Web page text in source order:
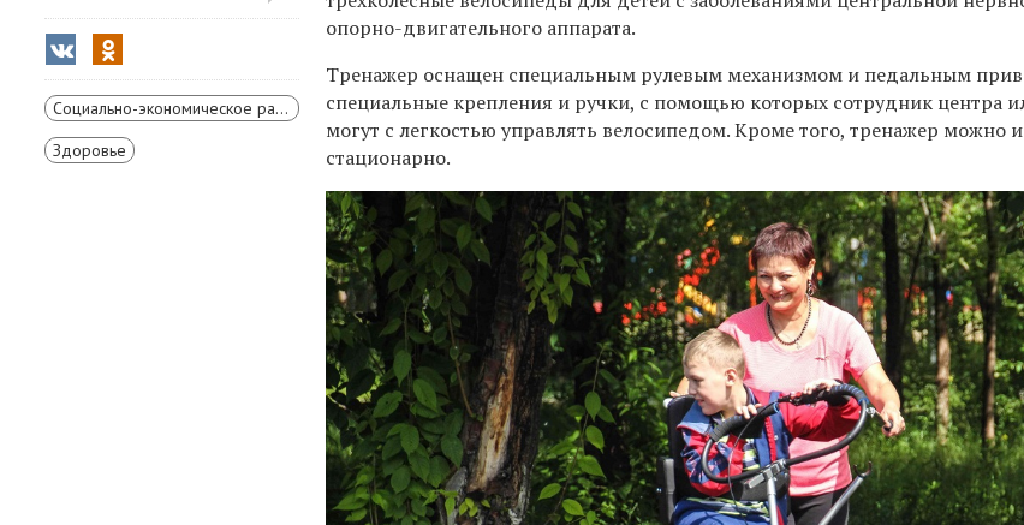
Социально-экономическое развитие Красноярского края
Здоровье
опорно-двигательного аппарата.
Тренажер оснащен специальным рулевым механизмом и педальным
специальные крепления и ручки, с помощью которых сотрудник центра
могут с легкостью управлять велосипедом. Кроме того, тренажер можно
стационарно.